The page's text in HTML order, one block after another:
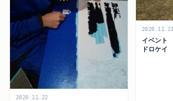
2020.11.22
2020.11.21
イベント
ドロケイ